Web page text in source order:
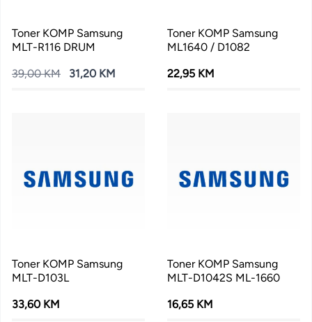
Toner KOMP Samsung
MLT-R116 DRUM
39,00 KM
31,20 KM
Toner KOMP Samsung
ML1640 / D1082
22,95 KM
Toner KOMP Samsung
MLT-D103L
33,60 KM
Toner KOMP Samsung
MLT-D1042S ML-1660
16,65 KM